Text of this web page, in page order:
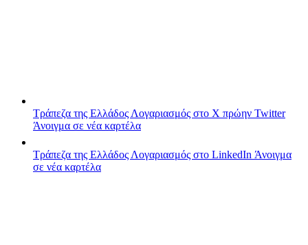
Τράπεζα της Ελλάδος Λογαριασμός στο X πρώην Twitter
Άνοιγμα σε νέα καρτέλα
Τράπεζα της Ελλάδος Λογαριασμός στο LinkedIn Άνοιγμα
σε νέα καρτέλα